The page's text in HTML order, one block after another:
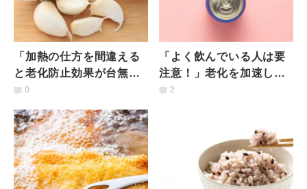
「加熱の仕方を間違える
と老化防止効果が台無し
に」やっている人多数
法とは？
0
「よく飲んでいる人は要
注意！」老化を加速して
しまうNGな飲み物とは？
2